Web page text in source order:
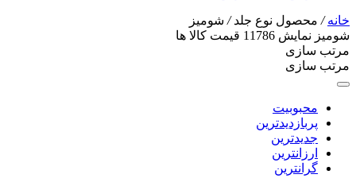
خانه/ محصول نوع جلد/ شومیز
شومیز نمایش 11786 قیمت کالا ها
مرتب سازی
مرتب سازی
محبوبیت
پربازدیدترین
جدیدترین
ارزانترین
گرانترین